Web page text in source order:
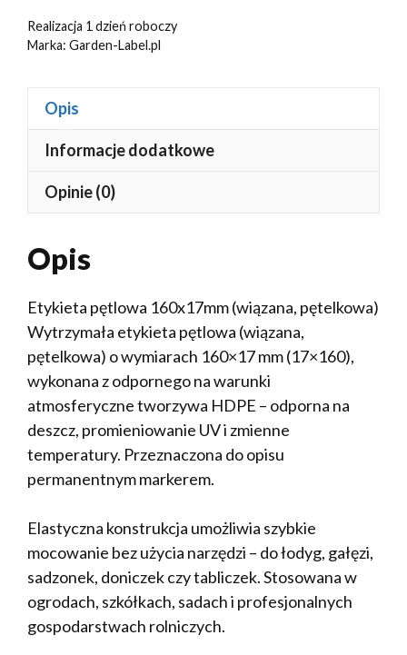
Realizacja 1 dzień roboczy
Marka: Garden-Label.pl
Opis
Informacje dodatkowe
Opinie (0)
Opis
Etykieta pętlowa 160x17mm (wiązana, pętelkowa)
Wytrzymała etykieta pętlowa (wiązana,
pętelkowa) o wymiarach 160×17 mm (17×160),
wykonana z odpornego na warunki
atmosferyczne tworzywa HDPE – odporna na
deszcz, promieniowanie UV i zmienne
temperatury. Przeznaczona do opisu
permanentnym markerem.
Elastyczna konstrukcja umożliwia szybkie
mocowanie bez użycia narzędzi – do łodyg, gałęzi,
sadzonek, doniczek czy tabliczek. Stosowana w
ogrodach, szkółkach, sadach i profesjonalnych
gospodarstwach rolniczych.